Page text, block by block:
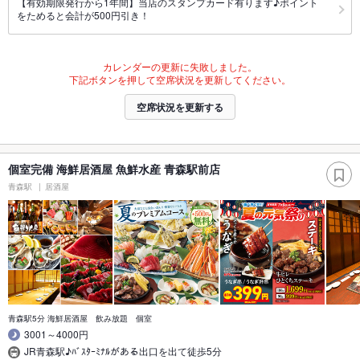
をためると会計が500円引き！
カレンダーの更新に失敗しました。
下記ボタンを押して空席状況を更新してください。
空席状況を更新する
個室完備 海鮮居酒屋 魚鮮水産 青森駅前店
青森駅 居酒屋
青森駅5分 海鮮居酒屋 飲み放題 個室
3001～4000円
JR青森駅♪ﾊﾞｽﾀｰﾐﾅﾙがある出口を出て徒歩5分